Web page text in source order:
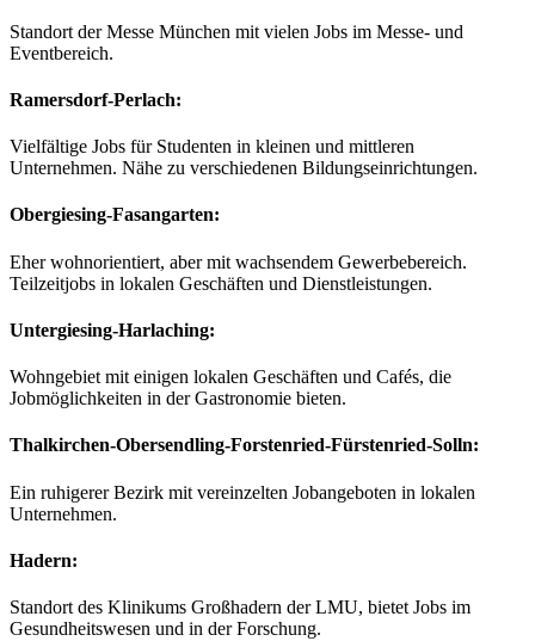
Standort der Messe München mit vielen Jobs im Messe- und
Eventbereich.
Ramersdorf-Perlach:
Vielfältige Jobs für Studenten in kleinen und mittleren
Unternehmen. Nähe zu verschiedenen Bildungseinrichtungen.
Obergiesing-Fasangarten:
Eher wohnorientiert, aber mit wachsendem Gewerbebereich.
Teilzeitjobs in lokalen Geschäften und Dienstleistungen.
Untergiesing-Harlaching:
Wohngebiet mit einigen lokalen Geschäften und Cafés, die
Jobmöglichkeiten in der Gastronomie bieten.
Thalkirchen-Obersendling-Forstenried-Fürstenried-Solln:
Ein ruhigerer Bezirk mit vereinzelten Jobangeboten in lokalen
Unternehmen.
Hadern:
Standort des Klinikums Großhadern der LMU, bietet Jobs im
Gesundheitswesen und in der Forschung.